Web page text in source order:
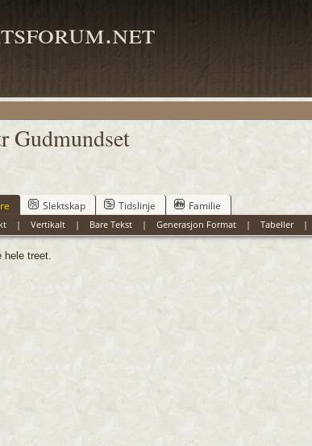
Gudmundset
Slektskap Tidslinje Familie
| Vertikalt| Bare Tekst| Generasjon Format| Tabeller|
hele treet.